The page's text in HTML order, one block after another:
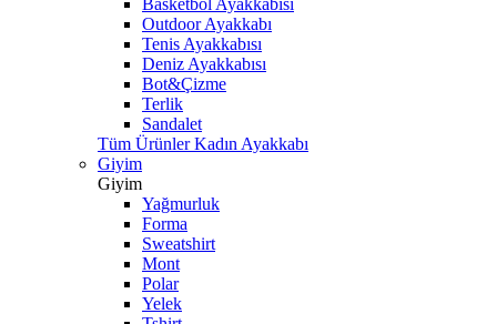
Basketbol Ayakkabısı
Outdoor Ayakkabı
Tenis Ayakkabısı
Deniz Ayakkabısı
Bot&Çizme
Terlik
Sandalet
Tüm Ürünler Kadın Ayakkabı
Giyim
Giyim
Yağmurluk
Forma
Sweatshirt
Mont
Polar
Yelek